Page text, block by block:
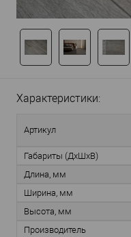
Характеристики:
Артикул
Габариты (ДхШхВ)
Длина, мм
Ширина, мм
Высота, мм
Производитель